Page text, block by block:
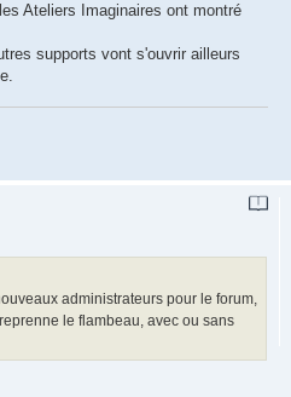
Ateliers Imaginaires ont montré
supports vont s'ouvrir ailleurs
administrateurs pour le forum,
le flambeau, avec ou sans